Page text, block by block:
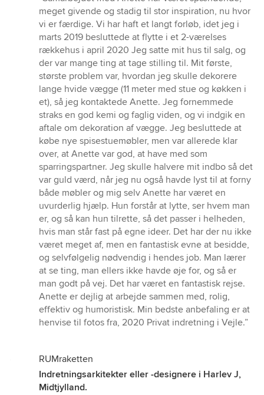
5
ud
af
5
stjerner
meget givende og stadig til stor inspiration, nu hvor
vi er færdige. Vi har haft et langt forløb, idet jeg i
marts 2019 besluttede at flytte i et 2-værelses
rækkehus i april 2020 Jeg satte mit hus til salg, og
der var mange ting at tage stilling til. Mit første,
største problem var, hvordan jeg skulle dekorere
lange hvide vægge (11 meter med stue og køkken i
et), så jeg kontaktede Anette. Jeg fornemmede
straks en god kemi og faglig viden, og vi indgik en
aftale om dekoration af vægge. Jeg besluttede at
købe nye spisestuemøbler, men var allerede klar
over, at Anette var god, at have med som
sparringspartner. Jeg skulle halvere mit indbo så det
var guld værd, når jeg nu også havde lyst til at forny
både møbler og mig selv Anette har været en
uvurderlig hjælp. Hun forstår at lytte, ser hvem man
er, og så kan hun tilrette, så det passer i helheden,
hvis man står fast på egne ideer. Det har der nu ikke
været meget af, men en fantastisk evne at besidde,
og selvfølgelig nødvendig i hendes job. Man lærer
at se ting, man ellers ikke havde øje for, og så er
man godt på vej. Det har været en fantastisk rejse.
Anette er dejlig at arbejde sammen med, rolig,
effektiv og humoristisk. Min bedste anbefaling er at
henvise til fotos fra, 2020 Privat indretning i Vejle.”
RUMraketten
Indretningsarkitekter eller -designere i Harlev J,
Midtjylland.